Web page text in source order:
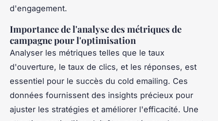
d'engagement.
Importance de l'analyse des métriques de
campagne pour l'optimisation
Analyser les métriques telles que le taux
d'ouverture, le taux de clics, et les réponses, est
essentiel pour le succès du cold emailing. Ces
données fournissent des insights précieux pour
ajuster les stratégies et améliorer l'efficacité. Une